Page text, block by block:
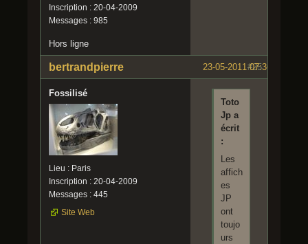
Inscription : 20-04-2009
Messages : 985
Hors ligne
#25
23-05-2011 07:36:45
bertrandpierre
Fossilisé
Lieu : Paris
Inscription : 20-04-2009
Messages : 445
Site Web
Toto
Jp a
écrit
:
Les
affich
es
JP
ont
toujo
urs